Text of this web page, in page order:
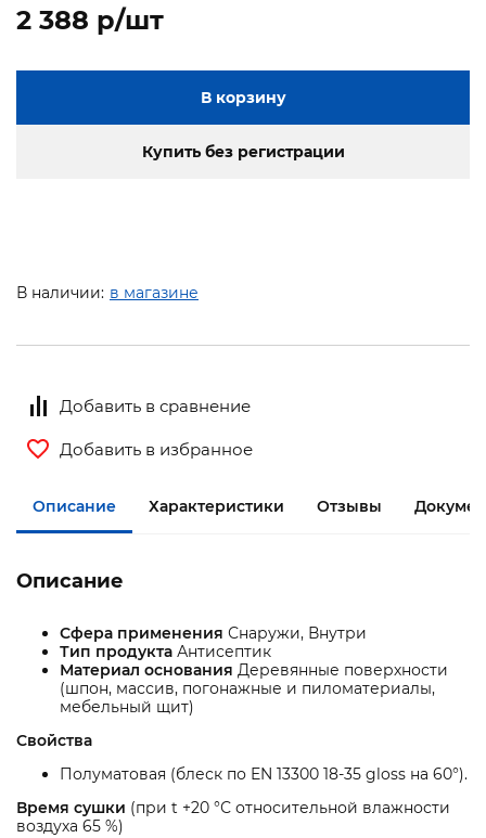
2 388 p/шт
В корзину
Купить без регистрации
В наличии: в магазине
Добавить в сравнение
Добавить в избранное
Описание Характеристики Отзывы
Описание
Сфера применения Снаружи, Внутри
Тип продукта Антисептик
Материал основания Деревянные поверхности
(шпон, массив, погонажные и пиломатериалы,
мебельный щит)
Свойства
Полуматовая (блеск по EN 13300 18-35 gloss на 60°).
Время сушки (при t +20 °С относительной влажности
воздуха 65 %)